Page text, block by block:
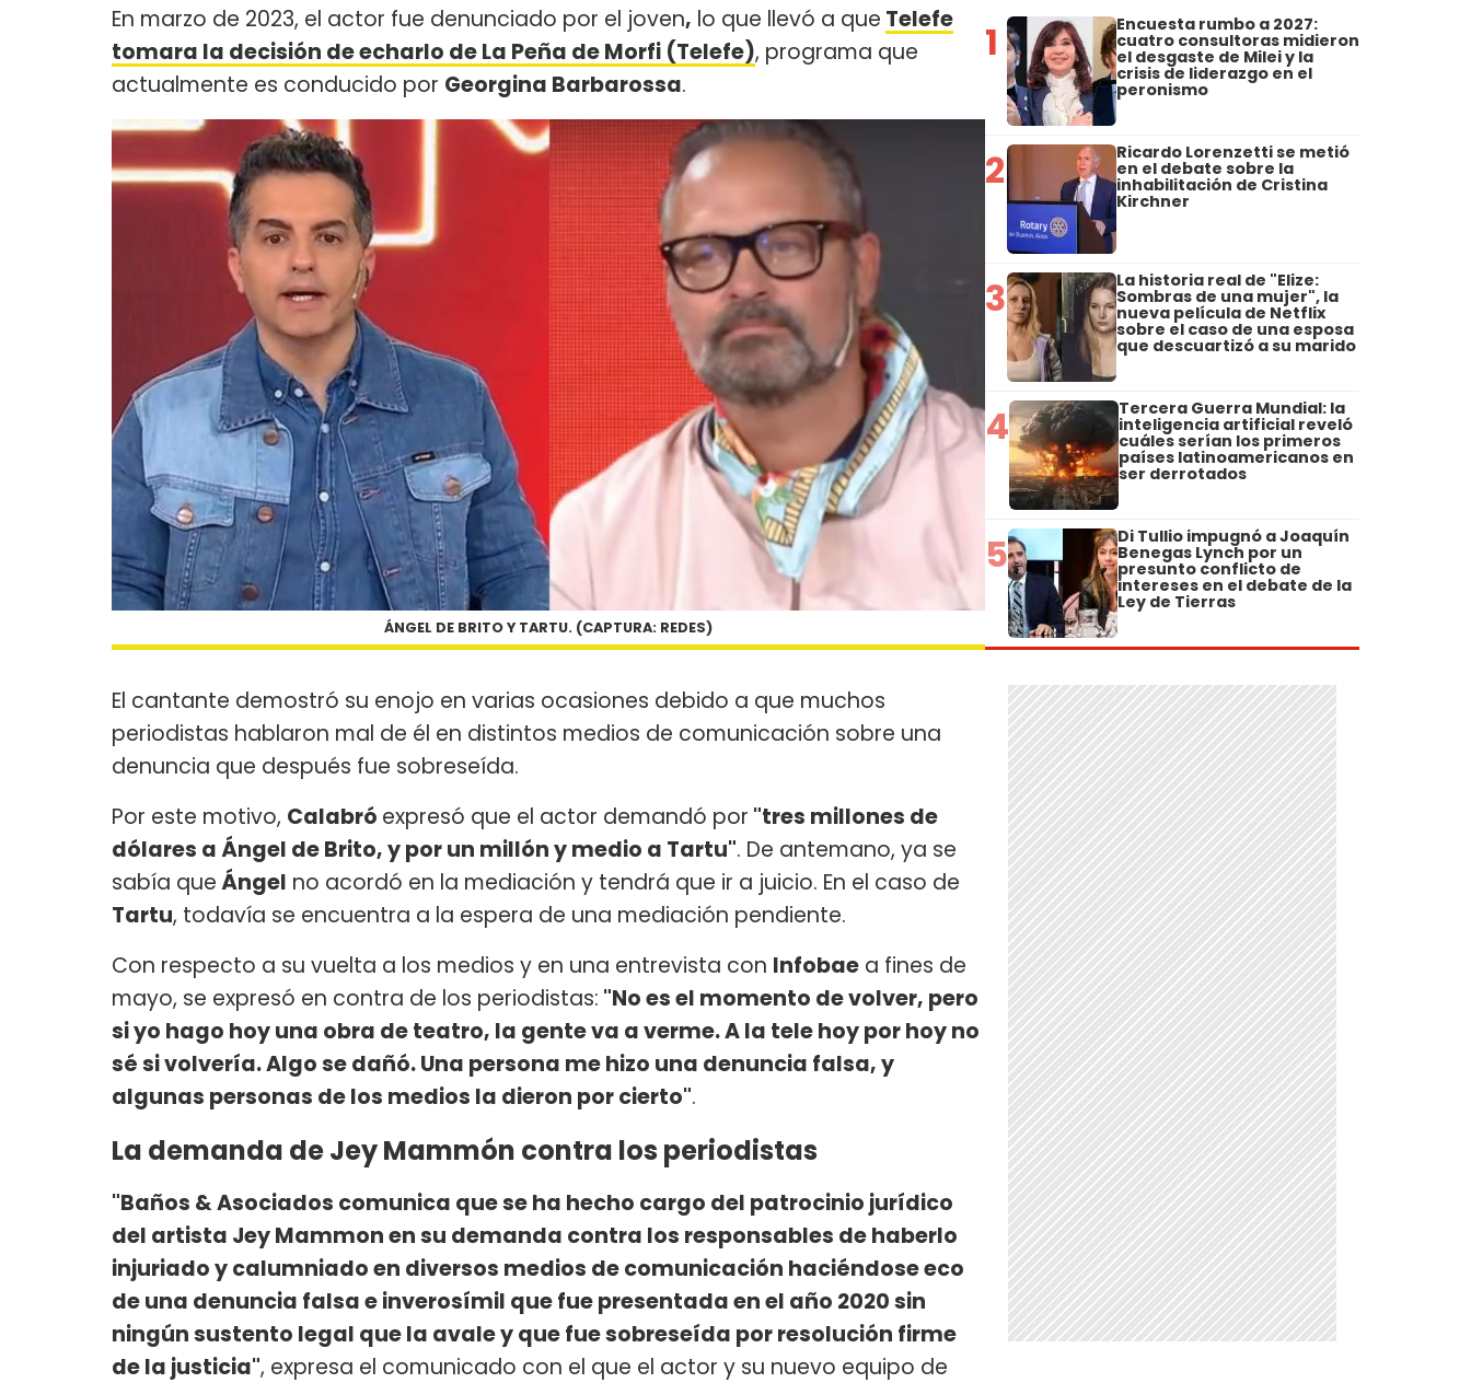
En marzo de 2023, el actor fue denunciado por el joven, lo que llevó a que Telefe
tomara la decisión de echarlo de La Peña de Morfi (Telefe), programa que
actualmente es conducido por Georgina Barbarossa.
ÁNGEL DE BRITO Y TARTU. (CAPTURA: REDES)
El cantante demostró su enojo en varias ocasiones debido a que muchos
periodistas hablaron mal de él en distintos medios de comunicación sobre una
denuncia que después fue sobreseída.
Por este motivo, Calabró expresó que el actor demandó por "tres millones de
dólares a Ángel de Brito, y por un millón y medio a Tartu". De antemano, ya se
sabía queÁngel no acordó en la mediación y tendrá que ir a juicio. En el caso de
Tartu, todavía se encuentra a la espera de una mediación pendiente.
Con respecto a su vuelta a los medios y en una entrevista con Infobae a fines de
mayo, se expresó en contra de los periodistas: "No es el momento de volver, pero
si yo hago hoy una obra de teatro, la gente va a verme. A la tele hoy por hoy no
sé si volvería. Algo se dañó. Una persona me hizo una denuncia falsa, y
algunas personas de los medios la dieron por cierto".
La demanda de Jey Mammón contra los periodistas
"Baños & Asociados comunica que se ha hecho cargo del patrocinio jurídico
del artista Jey Mammon en su demanda contra los responsables de haberlo
injuriado y calumniado en diversos medios de comunicación haciéndose eco
de una denuncia falsa e inverosímil que fue presentada en el año 2020 sin
ningún sustento legal que la avale y que fue sobreseída por resolución firme
de la justicia", expresa el comunicado con el que el actor y su nuevo equipo de
1 Encuesta rumbo a 2027:
cuatro consultoras midieron
el desgaste de Milei y la
crisis de liderazgo en el
peronismo
2 Ricardo Lorenzetti se metió
en el debate sobre la
inhabilitación de Cristina
Kirchner
3 La historia real de "Elize:
Sombras de una mujer", la
nueva película de Netflix
sobre el caso de una esposa
que descuartizó a su marido
4 Tercera Guerra Mundial: la
inteligencia artificial reveló
cuáles serían los primeros
países latinoamericanos en
ser derrotados
5 Di Tullio impugnó a Joaquín
Benegas Lynch por un
presunto conflicto de
intereses en el debate de la
Ley de Tierras